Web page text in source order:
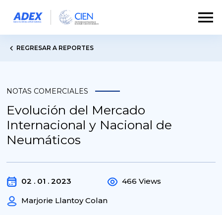
REGRESAR A REPORTES
NOTAS COMERCIALES
Evolución del Mercado
Internacional y Nacional de
Neumáticos
02 . 01 . 2023
Marjorie Llantoy Colan
466 Views